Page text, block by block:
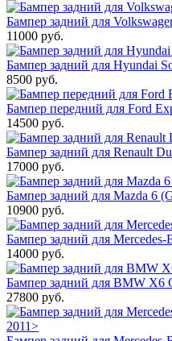
Бампер задний для
11000 руб.
Бампер задний для Hyundai
8500 руб.
Бампер передний для Ford
14500 руб.
Бампер задний для Renault
17000 руб.
Бампер задний для Mazda 6
10900 руб.
Бампер задний для
14000 руб.
Бампер задний для BMW X6
27800 руб.